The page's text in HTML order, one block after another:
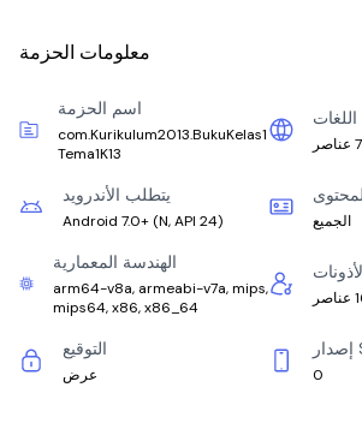
معلومات الحزمة
اسم الحزمة
com.Kurikulum2013.BukuKelas1
Tema1K13
اللغات
يتطلب الأندرويد
Android 7.0+ (N, API 24) الجميع
الهندسة المعمارية
arm64-v8a, armeabi-v7a, mips,
mips64, x86, x86_64
التوقيع
عرض 0